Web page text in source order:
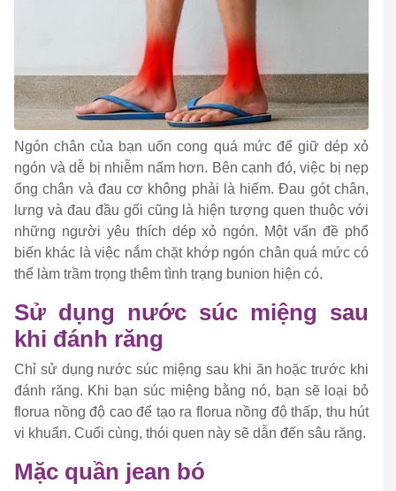
Ngón chân của bạn uốn cong quá mức để giữ dép xỏ
ngón và dễ bị nhiễm nấm hơn. Bên cạnh đó, việc bị nẹp
ống chân và đau cơ không phải là hiếm. Đau gót chân,
lưng và đau đầu gối cũng là hiện tượng quen thuộc với
những người yêu thích dép xỏ ngón. Một vấn đề phổ
biến khác là việc nắm chặt khớp ngón chân quá mức có
thể làm trầm trọng thêm tình trạng bunion hiện có.
Sử dụng nước súc miệng sau
khi đánh răng
Chỉ sử dụng nước súc miệng sau khi ăn hoặc trước khi
đánh răng. Khi bạn súc miệng bằng nó, bạn sẽ loại bỏ
florua nồng độ cao để tạo ra florua nồng độ thấp, thu hút
vi khuẩn. Cuối cùng, thói quen này sẽ dẫn đến sâu răng.
Mặc quần jean bó